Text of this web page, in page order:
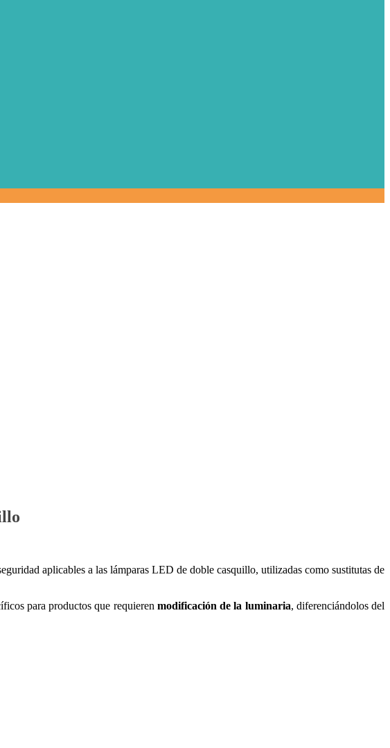
aplicables a las lámparas LED de doble casquillo, utilizadas como sustitutas de
para productos que requieren modificación de la luminaria, diferenciándolos del